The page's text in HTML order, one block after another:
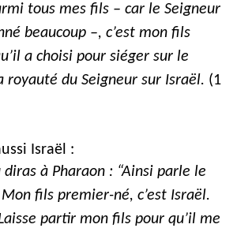
tous mes fils – car le Seigneur
beaucoup –, c’est mon fils
a choisi pour siéger sur le
royauté du Seigneur sur Israël. (1
Israël :
diras à Pharaon : “Ainsi parle le
fils premier-né, c’est Israël.
partir mon fils pour qu’il me